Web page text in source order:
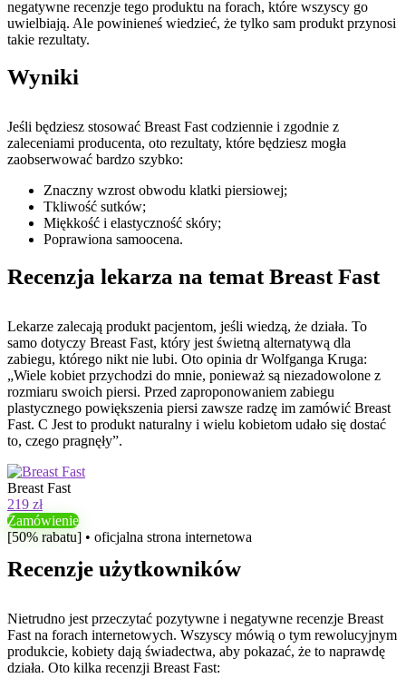
negatywne recenzje tego produktu na forach, które wszyscy go
uwielbiają. Ale powinieneś wiedzieć, że tylko sam produkt przynosi
takie rezultaty.
Wyniki
Jeśli będziesz stosować Breast Fast codziennie i zgodnie z
zaleceniami producenta, oto rezultaty, które będziesz mogła
zaobserwować bardzo szybko:
Znaczny wzrost obwodu klatki piersiowej;
Tkliwość sutków;
Miękkość i elastyczność skóry;
Poprawiona samoocena.
Recenzja lekarza na temat Breast Fast
Lekarze zalecają produkt pacjentom, jeśli wiedzą, że działa. To
samo dotyczy Breast Fast, który jest świetną alternatywą dla
zabiegu, którego nikt nie lubi. Oto opinia dr Wolfganga Kruga:
„Wiele kobiet przychodzi do mnie, ponieważ są niezadowolone z
rozmiaru swoich piersi. Przed zaproponowaniem zabiegu
plastycznego powiększenia piersi zawsze radzę im zamówić Breast
Fast. C Jest to produkt naturalny i wielu kobietom udało się dostać
to, czego pragnęły”.
Breast Fast
219 zł
Zamówienie
[50% rabatu] • oficjalna strona internetowa
Recenzje użytkowników
Nietrudno jest przeczytać pozytywne i negatywne recenzje Breast
Fast na forach internetowych. Wszyscy mówią o tym rewolucyjnym
produkcie, kobiety dają świadectwa, aby pokazać, że to naprawdę
działa. Oto kilka recenzji Breast Fast: